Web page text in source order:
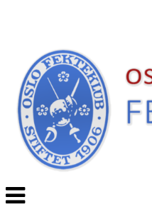
Veksle
navigasjon